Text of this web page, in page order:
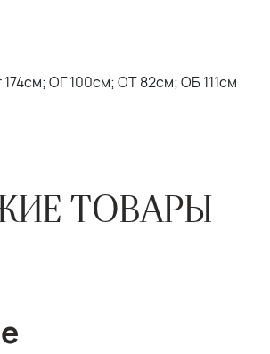
ОГ 100см; ОТ 82см; ОБ 111см
ТОВАРЫ